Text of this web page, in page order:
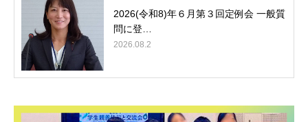
2026(令和8)年６月第３回定例会 一般質
問に登…
2026.08.2